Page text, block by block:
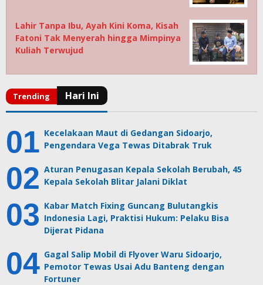
Lahir Tanpa Ibu, Ayah Kini Koma, Kisah
Fatoni Tak Menyerah hingga Mimpinya
Kuliah Terwujud
Kecelakaan Maut di Gedangan Sidoarjo,
Pengendara Vega Tewas Ditabrak Truk
Aturan Penugasan Kepala Sekolah Berubah, 45
Kepala Sekolah Blitar Jalani Diklat
Kabar Match Fixing Guncang Bulutangkis
Indonesia Lagi, Praktisi Hukum: Pelaku Bisa
Dijerat Pidana
Gagal Salip Mobil di Flyover Waru Sidoarjo,
Pemotor Tewas Usai Adu Banteng dengan
Fortuner